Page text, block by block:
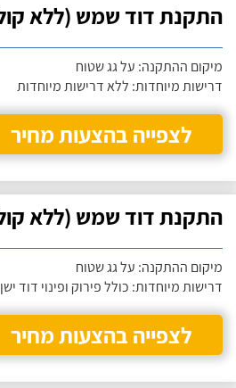
התקנת דוד שמש (ללא קולטים),
מיקום ההתקנה: על גג שטוח
דרישות מיוחדות: ללא דרישות מיוחדות
לצפייה בהצעות מחיר
התקנת דוד שמש (ללא קולטים),
מיקום ההתקנה: על גג שטוח
דרישות מיוחדות: כולל פירוק ופינוי דוד ישן
לצפייה בהצעות מחיר